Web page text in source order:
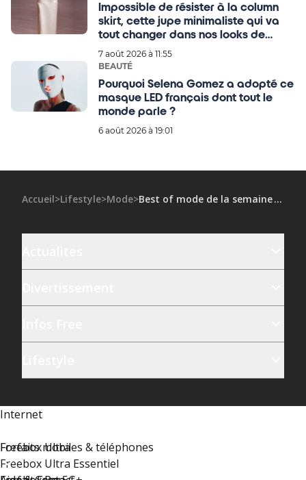
Impossible de résister à la column
skirt, cette jupe minimaliste qui va
tout changer dans nos looks de
rentrée
7 août 2026 à 11:55
BEAUTÉ
Pourquoi Selena Gomez a adopté ce
masque LED français dont tout le
monde parle ?
6 août 2026 à 19:01
Accueil>Lifestyle>Mode> Best of mode de la semaine : Louis Vuitton dévoile des bijoux en sodalite, Zara Larsson collabore avec Desigual…
Internet
Freebox Ultra
Freebox Ultra Essentiel
Forfaits mobiles & téléphones